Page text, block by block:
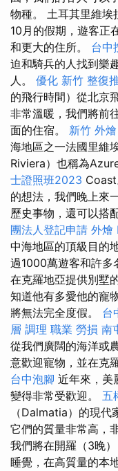
物種。 土耳其里維埃
10月的假期，遊客正
和更大的住所。 台中
迫和騎兵的人找到樂
人。 優化 新竹 整復
的飛行時間）從北京
非常溫暖，我們將前
面的住宿。 新竹 外
海地區之一法國里維
Riviera）也稱為
士證照班2023
的想法，我們晚上來
歷史事物，還可以搭
團法人登記申請 外燴
中海地區的頂級目的
過1000萬遊客和許多
在克羅地亞提供別墅
知道他有多愛他的寵
將無法完全度假。 台
層 調理 職業 勞損 南
從我們廣闊的海洋或
意歡迎寵物，並在克
台中泡腳 近年來，美
變得非常受歡迎。 五
（Dalmatia）的現代
它們的質量非常高，
我們將在開羅（3晚
睡覺，在高質量的本